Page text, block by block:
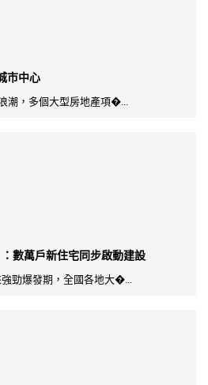
市中心
潮，多個大型房地產項�...
數萬戶新住宅同步啟動建設
勁爆發期，全國各地大�...